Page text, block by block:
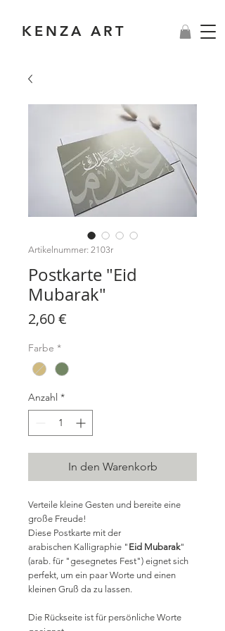
KENZA ART
Artikelnummer: 2103r
Postkarte "Eid
Mubarak"
2,60 €
Farbe *
Anzahl *
In den Warenkorb
Verteile kleine Gesten und bereite eine
große Freude!
Diese Postkarte mit der
arabischen Kalligraphie " Eid Mubarak"
(arab. für "gesegnetes Fest") eignet sich
perfekt, um ein paar Worte und einen
kleinen Gruß da zu lassen.
Die Rückseite ist für persönliche Worte